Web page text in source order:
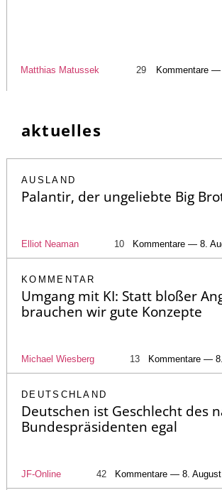
Matthias Matussek 29 Kommentare
aktuelles
AUSLAND
Palantir, der ungeliebte Big
Elliot Neaman 10 Kommentare — 8.
KOMMENTAR
Umgang mit KI: Statt bloßer
brauchen wir gute Konzepte
Michael Wiesberg 13 Kommentare —
DEUTSCHLAND
Deutschen ist Geschlecht des
Bundespräsidenten egal
JF-Online 42 Kommentare — 8.